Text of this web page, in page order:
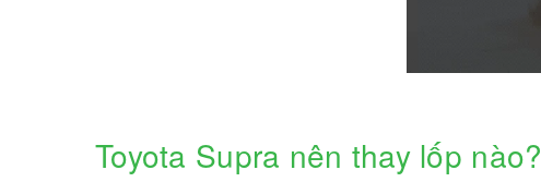
Toyota Supra nên thay lốp nào?